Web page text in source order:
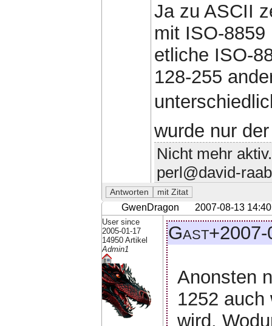
Ja zu ASCII
mit ISO-
etliche ISO-
128-255
wurde nur
Nicht mehr
perl@david-
GwenDragon 2007-08-13 14:40
User since
2005-01-17
14950 Artikel
Admin1
Anonsten
1252 auch
wird.